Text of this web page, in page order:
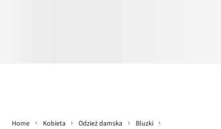
Home Kobieta Odzież damska
Bluzki